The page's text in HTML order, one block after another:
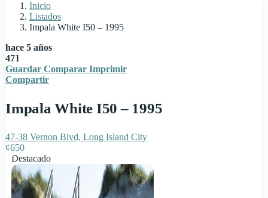
Inicio
Listados
Impala White I50 – 1995
hace 5 años
471
Guardar Comparar Imprimir
Compartir
Impala White I50 – 1995
47-38 Vernon Blvd, Long Island City
¢650
Destacado